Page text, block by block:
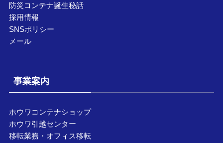
防災コンテナ誕生秘話
採用情報
SNSポリシー
メール
事業案内
ホウワコンテナショップ
ホウワ引越センター
移転業務・オフィス移転